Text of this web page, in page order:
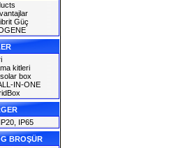
Güç
kitleri
box
IN-ONE
IP65
BROŞÜR